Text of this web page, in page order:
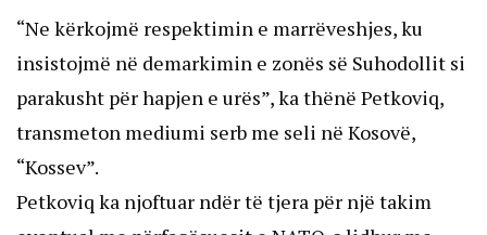
“Ne kërkojmë respektimin e marrëveshjes, ku
insistojmë në demarkimin e zonës së Suhodollit si
parakusht për hapjen e urës”, ka thënë Petkoviq,
transmeton mediumi serb me seli në Kosovë,
“Kossev”.
Petkoviq ka njoftuar ndër të tjera për një takim